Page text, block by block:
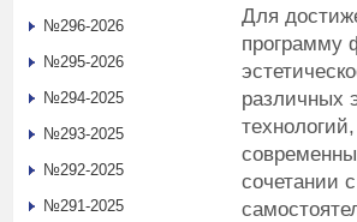
Для
программу
различных
сочетании
№296-2026
№295-2026
№294-2025
№293-2025
№292-2025
№291-2025